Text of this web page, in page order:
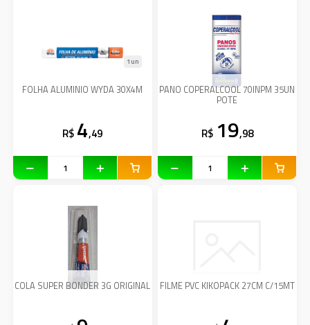
FOLHA ALUMINIO WYDA 30X4M
1un
R$ 4,49
PANO COPERALCOOL 70INPM 35UN
POTE
R$ 19,98
COLA SUPER BONDER 3G ORIGINAL FILME PVC KIKOPACK 27CM C/15MT